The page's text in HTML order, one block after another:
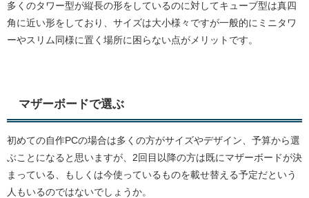
多くのタワー型が縦長の形をしているのに対してキューブ型は真四
角に近い形をしており、サイズは大小様々ですが一般的にミニタワ
ーやスリム同様に置く場所に困らない点がメリットです。
マザーボードで選ぶ
初めての自作PCの場合は多くの方がサイズやデザイン、予算から選
ぶことになると思いますが、2回目以降の方は既にマザーボードが決
まっている、もしくは今使っているものを載せ替える予定だという
人もいるのではないでしょうか。